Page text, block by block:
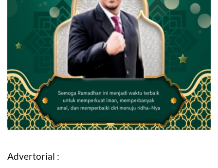
Advertorial :